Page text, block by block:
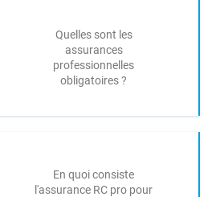
Quelles sont les
assurances
professionnelles
obligatoires ?
En quoi consiste
l'assurance RC pro pour